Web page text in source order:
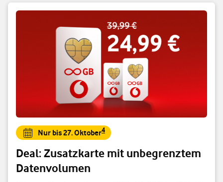
Nur bis 27. Oktober4
Deal: Zusatzkarte mit unbegrenztem
Datenvolumen